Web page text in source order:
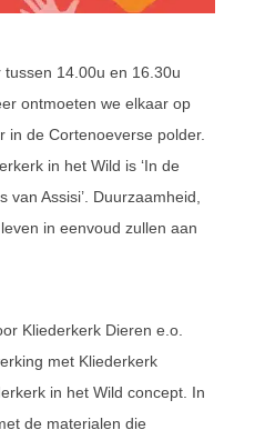
14.00u en 16.30u
ontmoeten we elkaar op
in de Cortenoeverse polder.
in het Wild is ‘In de
Assisi’. Duurzaamheid,
in eenvoud zullen aan
Kliederkerk Dieren e.o.
met Kliederkerk
in het Wild concept. In
de materialen die